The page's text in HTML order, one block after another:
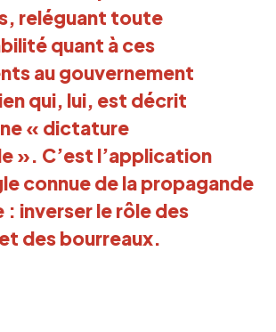
reléguant toute
quant à ces
au gouvernement
qui, lui, est décrit
« dictature
». C’est l’application
connue de la propagande
: inverser le rôle des
des bourreaux.